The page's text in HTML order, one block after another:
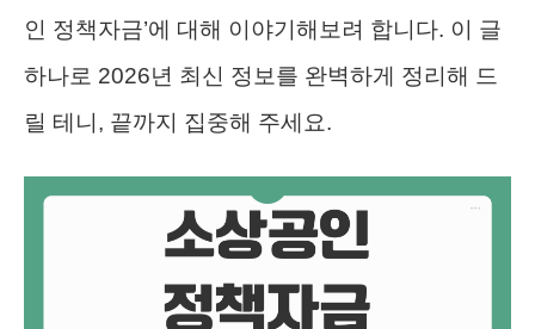
인 정책자금’에 대해 이야기해보려 합니다. 이 글
하나로 2026년 최신 정보를 완벽하게 정리해 드
릴 테니, 끝까지 집중해 주세요.